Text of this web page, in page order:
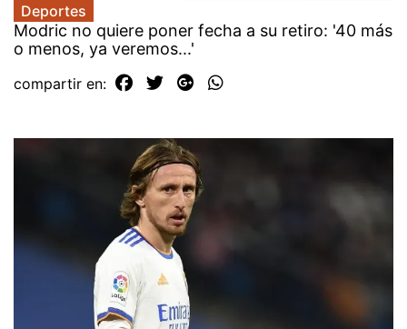
Deportes
Modric no quiere poner fecha a su retiro: '40 más
o menos, ya veremos...'
compartir en: